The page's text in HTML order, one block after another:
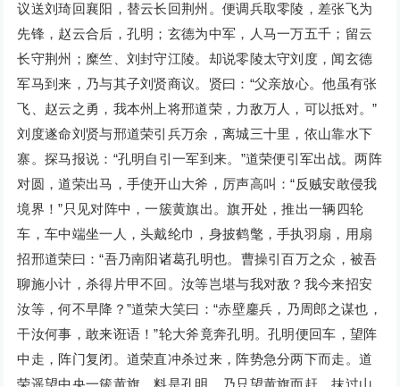
议送刘琦回襄阳，替云长回荆州。便调兵取零陵，差张飞为
先锋，赵云合后，孔明；玄德为中军，人马一万五千；留云
长守荆州；糜竺、刘封守江陵。却说零陵太守刘度，闻玄德
军马到来，乃与其子刘贤商议。贤曰：“父亲放心。他虽有张
飞、赵云之勇，我本州上将邢道荣，力敌万人，可以抵对。”
刘度遂命刘贤与邢道荣引兵万余，离城三十里，依山靠水下
寨。探马报说：“孔明自引一军到来。”道荣便引军出战。两阵
对圆，道荣出马，手使开山大斧，厉声高叫：“反贼安敢侵我
境界！”只见对阵中，一簇黄旗出。旗开处，推出一辆四轮
车，车中端坐一人，头戴纶巾，身披鹤氅，手执羽扇，用扇
招邢道荣曰：“吾乃南阳诸葛孔明也。曹操引百万之众，被吾
聊施小计，杀得片甲不回。汝等岂堪与我对敌？我今来招安
汝等，何不早降？”道荣大笑曰：“赤壁鏖兵，乃周郎之谋也，
干汝何事，敢来诳语！”轮大斧竟奔孔明。孔明便回车，望阵
中走，阵门复闭。道荣直冲杀过来，阵势急分两下而走。道